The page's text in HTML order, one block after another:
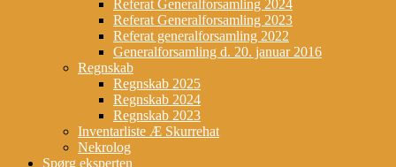
Referat Generalforsamling 2024
Referat Generalforsamling 2023
Referat generalforsamling 2022
Generalforsamling d. 20. januar 2016
Regnskab
Regnskab 2025
Regnskab 2024
Regnskab 2023
Inventarliste Æ Skurrehat
Nekrolog
Spørg eksperten